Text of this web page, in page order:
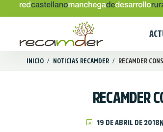
INICIO / NOTICIAS RECAMDER / RECAMDER
RECAMDER
19 DE ABRIL DE 2018